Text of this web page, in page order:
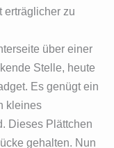
erträglicher zu
über einer
Stelle, heute
Es genügt ein
kleines
Dieses Plättchen
gehalten. Nun